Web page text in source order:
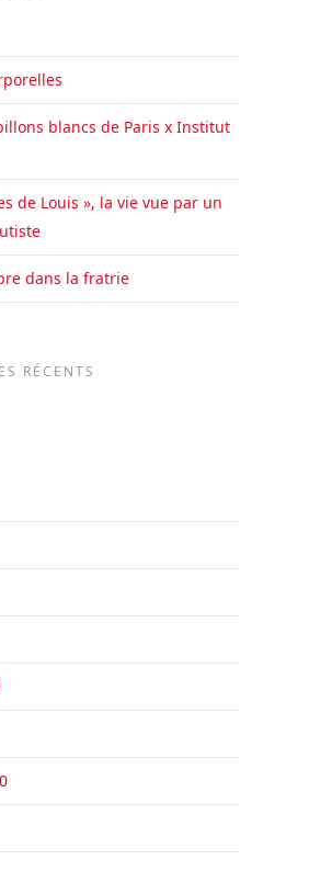
blancs de Paris x Institut
de Louis », la vie vue par un
dans la fratrie
RÉCENTS